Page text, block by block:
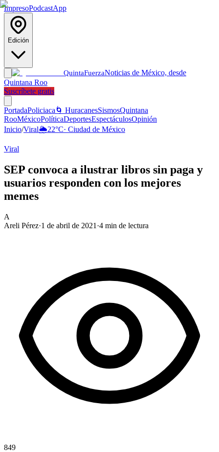
ImpresoPodcastApp
Edición
QuintaFuerzaNoticias de México, desde
Quintana Roo
Suscríbete gratis
PortadaPoliciaca 🌀 HuracanesSismosQuintana
RooMéxicoPolíticaDeportesEspectáculosOpinión
Inicio/Viral🌦️22°C· Ciudad de México
Viral
SEP convoca a ilustrar libros sin paga y
usuarios responden con los mejores
memes
A
Areli Pérez·1 de abril de 2021 ·4 min de lectura
849